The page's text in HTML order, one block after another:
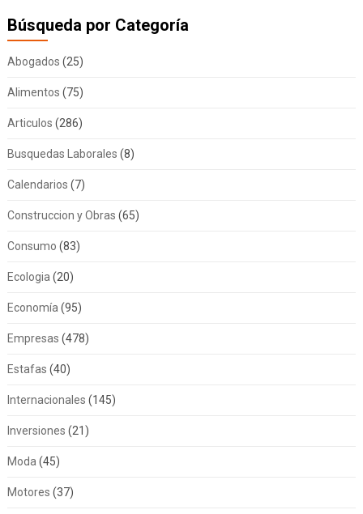
Búsqueda por Categoría
Abogados (25)
Alimentos (75)
Articulos (286)
Busquedas Laborales (8)
Calendarios (7)
Construccion y Obras (65)
Consumo (83)
Ecologia (20)
Economía (95)
Empresas (478)
Estafas (40)
Internacionales (145)
Inversiones (21)
Moda (45)
Motores (37)